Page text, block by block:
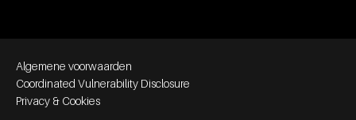
Footer bottom navigation
Algemene voorwaarden
Coordinated Vulnerability Disclosure
Privacy & Cookies